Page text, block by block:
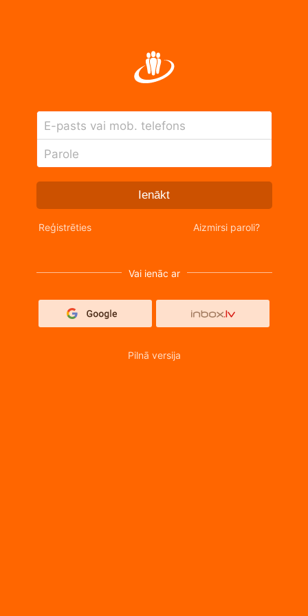
E-pasts vai mob. telefons
Parole
Ienākt
Reģistrēties Aizmirsi paroli?
Vai ienāc ar
Pilnā versija